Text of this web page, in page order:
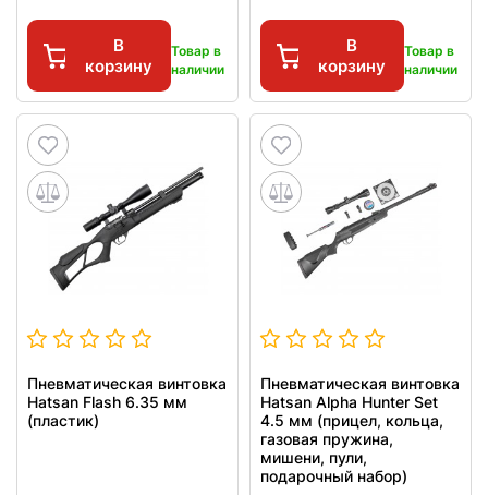
В
корзину
Товар в
наличии
В
корзину
Товар в
наличии
Пневматическая винтовка
Hatsan Flash 6.35 мм
(пластик)
Пневматическая винтовка
Hatsan Alpha Hunter Set
4.5 мм (прицел, кольца,
газовая пружина,
мишени, пули,
подарочный набор)